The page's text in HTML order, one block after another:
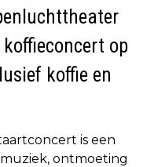
op
koffie en
is een
ontmoeting